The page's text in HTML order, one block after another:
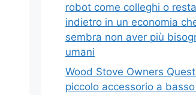
robot come colleghi o
indietro in un economia
sembra non aver più
umani
Wood Stove Owners
piccolo accessorio a